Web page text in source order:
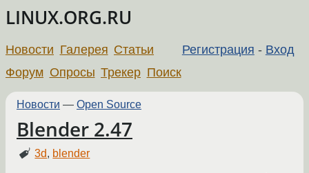
LINUX.ORG.RU
Регистрация - Вход
Новости Галерея Статьи
Форум Опросы Трекер Поиск
Новости — Open Source
Blender 2.47
3d, blender